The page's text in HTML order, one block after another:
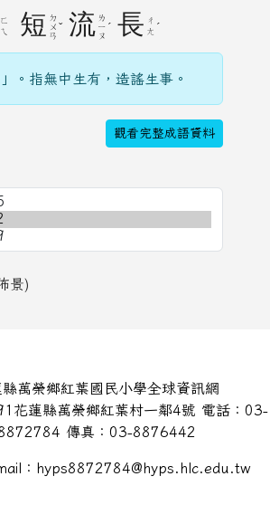
ㄈ
ㄟ
短 ㄉ
ㄨ
ㄢ
ˇ 流 ㄌ
ㄧ
ㄡ
ˊ 長 ㄔ
ㄤ ˊ
。指無中生有，造謠生事。
觀看完整成語資料
景)
縣萬榮鄉紅葉國民小學全球資訊網
花蓮縣萬榮鄉紅葉村一鄰4號 電話：03-
傳真：03-8876442
：hyps8872784@hyps.hlc.edu.tw